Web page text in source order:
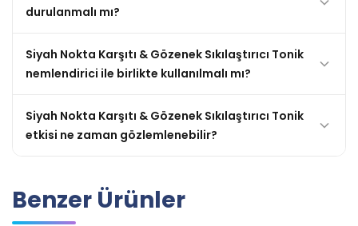
durulanmalı mı?
Siyah Nokta Karşıtı & Gözenek Sıkılaştırıcı Tonik
nemlendirici ile birlikte kullanılmalı mı?
Siyah Nokta Karşıtı & Gözenek Sıkılaştırıcı Tonik
etkisi ne zaman gözlemlenebilir?
Benzer Ürünler